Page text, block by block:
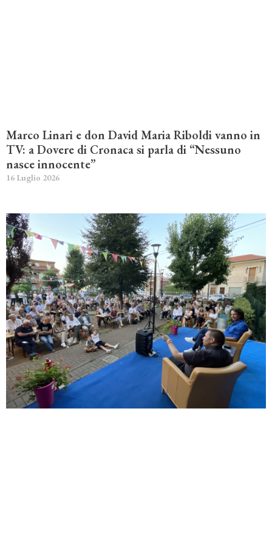
Marco Linari e don David Maria Riboldi vanno in
TV: a Dovere di Cronaca si parla di “Nessuno
nasce innocente”
16 Luglio 2026